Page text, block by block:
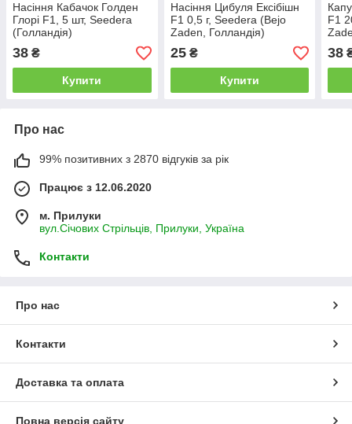
Насіння Кабачок Голден
Глорі F1, 5 шт, Seedera
(Голландія)
38 ₴
Купити
Насіння Цибуля Ексібішн
F1 0,5 г, Seedera (Bejo
Zaden, Голландія)
25₴
Купити
F1
38
Про нас
99% позитивних з 2870 відгуків за рік
Працює з 12.06.2020
м. Прилуки
вул.Січових Стрільців, Прилуки, Україна
Контакти
Про нас
Контакти
Доставка та оплата
Повна версія сайту